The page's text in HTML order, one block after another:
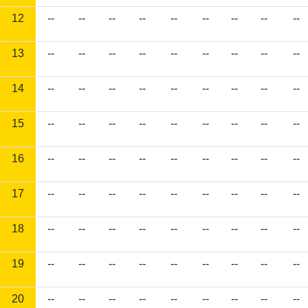
12 -- -- -- -- -- -- -- -- --
13 -- -- -- -- -- -- -- -- --
14 -- -- -- -- -- -- -- -- --
15 -- -- -- -- -- -- -- -- --
16 -- -- -- -- -- -- -- -- --
17 -- -- -- -- -- -- -- -- --
18 -- -- -- -- -- -- -- -- --
19 -- -- -- -- -- -- -- -- --
20 -- -- -- -- -- -- -- -- --